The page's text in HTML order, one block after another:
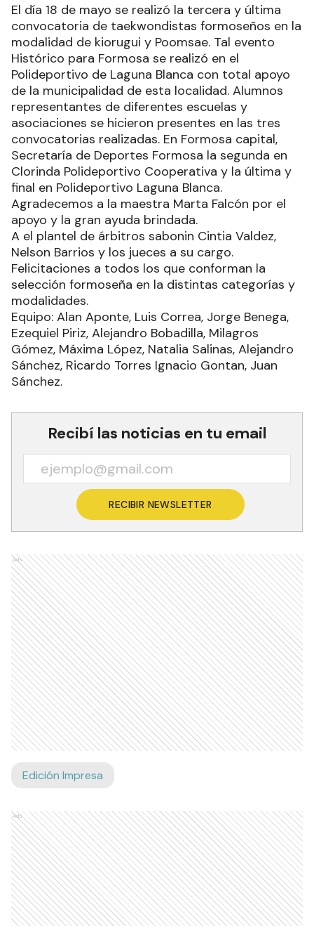
El día 18 de mayo se realizó la tercera y última
convocatoria de taekwondistas formoseños en la
modalidad de kiorugui y Poomsae. Tal evento
Histórico para Formosa se realizó en el
Polideportivo de Laguna Blanca con total apoyo
de la municipalidad de esta localidad. Alumnos
representantes de diferentes escuelas y
asociaciones se hicieron presentes en las tres
convocatorias realizadas. En Formosa capital,
Secretaría de Deportes Formosa la segunda en
Clorinda Polideportivo Cooperativa y la última y
final en Polideportivo Laguna Blanca.
Agradecemos a la maestra Marta Falcón por el
apoyo y la gran ayuda brindada.
A el plantel de árbitros sabonin Cintia Valdez,
Nelson Barrios y los jueces a su cargo.
Felicitaciones a todos los que conforman la
selección formoseña en la distintas categorías y
modalidades.
Equipo: Alan Aponte, Luis Correa, Jorge Benega,
Ezequiel Piriz, Alejandro Bobadilla, Milagros
Gómez, Máxima López, Natalia Salinas, Alejandro
Sánchez, Ricardo Torres Ignacio Gontan, Juan
Sánchez.
Recibí las noticias en tu email
RECIBIR NEWSLETTER
Ads
Edición Impresa
Ads